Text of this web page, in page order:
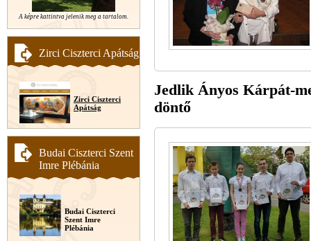
A képre kattintva jelenik meg a tartalom.
Zirci Ciszterci Apátság
Zirci Ciszterci
Apátság
Budai Ciszterci Szent
Imre Plébánia
Budai Ciszterci
Szent Imre
Plébánia
Jedlik Ányos Kárpát-
döntő